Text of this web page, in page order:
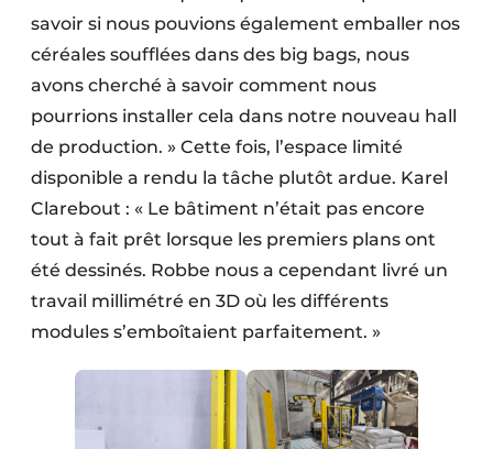
savoir si nous pouvions également emballer nos
céréales soufflées dans des big bags, nous
avons cherché à savoir comment nous
pourrions installer cela dans notre nouveau hall
de production. » Cette fois, l’espace limité
disponible a rendu la tâche plutôt ardue. Karel
Clarebout : « Le bâtiment n’était pas encore
tout à fait prêt lorsque les premiers plans ont
été dessinés. Robbe nous a cependant livré un
travail millimétré en 3D où les différents
modules s’emboîtaient parfaitement. »